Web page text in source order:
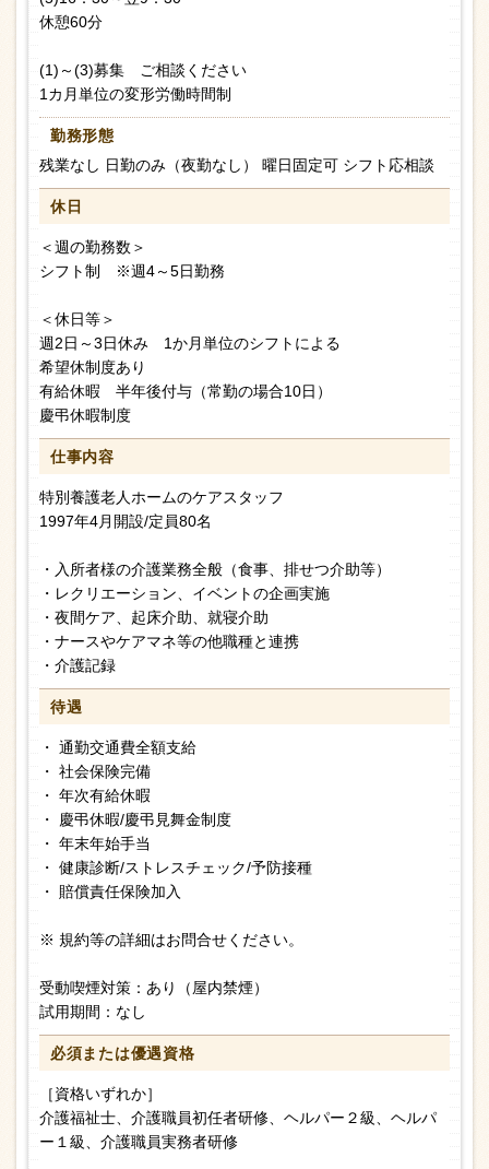
休憩60分
(1)～(3)募集 ご相談ください
1カ月単位の変形労働時間制
勤務形態
残業なし 日勤のみ（夜勤なし） 曜日固定可 シフト応相談
休日
＜週の勤務数＞
シフト制 ※週4～5日勤務
＜休日等＞
週2日～3日休み 1か月単位のシフトによる
希望休制度あり
有給休暇 半年後付与（常勤の場合10日）
慶弔休暇制度
仕事内容
特別養護老人ホームのケアスタッフ
1997年4月開設/定員80名
・入所者様の介護業務全般（食事、排せつ介助等）
・レクリエーション、イベントの企画実施
・夜間ケア、起床介助、就寝介助
・ナースやケアマネ等の他職種と連携
・介護記録
待遇
・ 通勤交通費全額支給
・ 社会保険完備
・ 年次有給休暇
・ 慶弔休暇/慶弔見舞金制度
・ 年末年始手当
・ 健康診断/ストレスチェック/予防接種
・ 賠償責任保険加入
※ 規約等の詳細はお問合せください。
受動喫煙対策：あり（屋内禁煙）
試用期間：なし
必須または優遇資格
［資格いずれか］
介護福祉士、介護職員初任者研修、ヘルパー２級、ヘルパ
ー１級、介護職員実務者研修